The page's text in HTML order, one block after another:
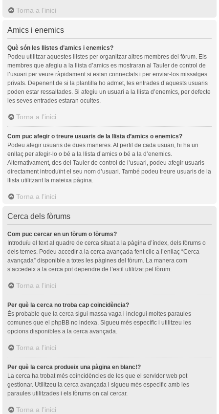
Torna a l’inici
Amics i enemics
Què són les llistes d’amics i enemics?
Podeu utilitzar aquestes llistes per organitzar altres membres del fòrum. Els
membres que afegiu a la llista d’amics es mostraran al Tauler de control de
l’usuari per veure ràpidament si estan connectats i per enviar-los missatges
privats. Depenent de si la plantilla ho admet, les entrades d’aquests usuaris
poden estar ressaltades. Si afegiu un usuari a la llista d’enemics, per defecte
les seves entrades estaran ocultes.
Torna a l’inici
Com puc afegir o treure usuaris de la llista d’amics o enemics?
Podeu afegir usuaris de dues maneres. Al perfil de cada usuari, hi ha un
enllaç per afegir-lo o bé a la llista d’amics o bé a la d’enemics.
Alternativament, des del Tauler de control de l’usuari, podeu afegir usuaris
directament introduïnt el seu nom d’usuari. També podeu treure usuaris de la
llista utilitzant la mateixa pàgina.
Torna a l’inici
Cerca dels fòrums
Com puc cercar en un fòrum o fòrums?
Introduïu el text al quadre de cerca situat a la pàgina d’índex, dels fòrums o
dels temes. Podeu accedir a la cerca avançada fent clic a l’enllaç “Cerca
avançada” disponible a totes les pàgines del fòrum. La manera com
s’accedeix a la cerca pot dependre de l’estil utilitzat pel fòrum.
Torna a l’inici
Per què la cerca no troba cap coincidència?
És probable que la cerca sigui massa vaga i inclogui moltes paraules
comunes que el phpBB no indexa. Sigueu més específic i utilitzeu les
opcions disponibles a la cerca avançada.
Torna a l’inici
Per què la cerca produeix una pàgina en blanc!?
La cerca ha trobat més coincidències de les que el servidor web pot
gestionar. Utilitzeu la cerca avançada i sigueu més especific amb les
paraules utilitzades i els fòrums on cal cercar.
Torna a l’inici